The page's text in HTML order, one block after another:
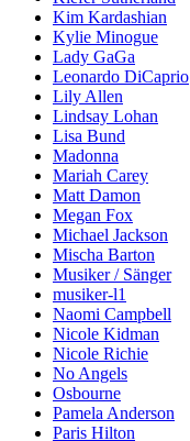
Kim Kardashian
Kylie Minogue
Lady GaGa
Leonardo DiCaprio
Lily Allen
Lindsay Lohan
Lisa Bund
Madonna
Mariah Carey
Matt Damon
Megan Fox
Michael Jackson
Mischa Barton
Musiker / Sänger
musiker-l1
Naomi Campbell
Nicole Kidman
Nicole Richie
No Angels
Osbourne
Pamela Anderson
Paris Hilton